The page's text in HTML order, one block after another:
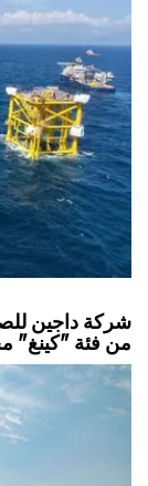
شركة داجين
من فئة "كينغ"